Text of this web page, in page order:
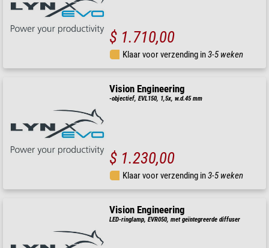
$ 1.710,00
Klaar voor verzending in3-5 weken
Vision Engineering
-objectief, EVL150, 1,5x, w.d.45 mm
$ 1.230,00
Klaar voor verzending in3-5 weken
Vision Engineering
LED-ringlamp, EVR050, met geïntegreerde diffuser